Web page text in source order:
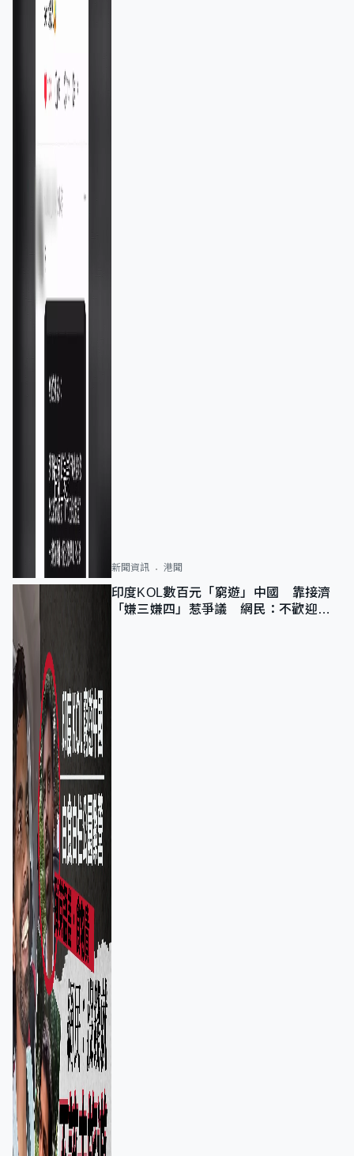
新聞資訊 港聞
印度KOL數百元「窮遊」中國 靠接濟
「嫌三嫌四」惹爭議 網民：不歡迎劣